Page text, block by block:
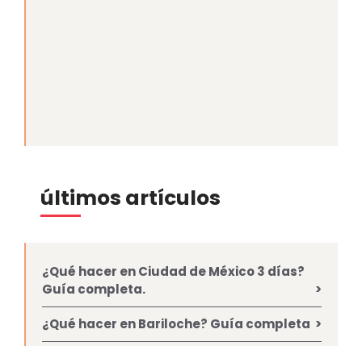
últimos artículos
¿Qué hacer en Ciudad de México 3 días?
Guía completa.
¿Qué hacer en Bariloche? Guía completa